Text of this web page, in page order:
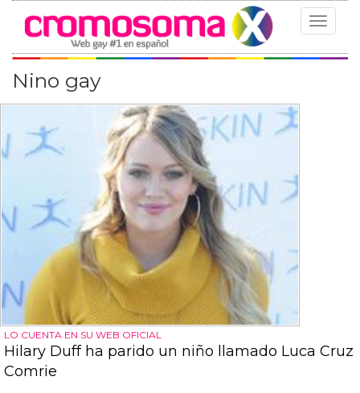
Toggle
Nino gay
LO CUENTA EN SU WEB OFICIAL
Hilary Duff ha parido un niño llamado Luca Cruz
Comrie